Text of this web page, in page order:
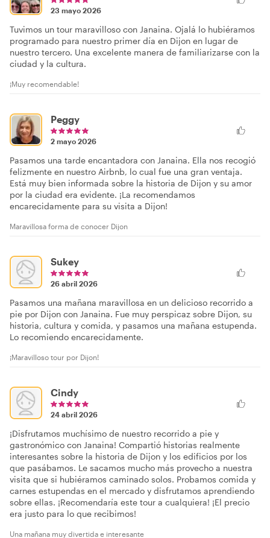
23 mayo 2026
Tuvimos un tour maravilloso con Janaina. Ojalá lo hubiéramos
programado para nuestro primer día en Dijon en lugar de
nuestro tercero. Una excelente manera de familiarizarse con la
ciudad y la cultura.
¡Muy recomendable!
Peggy
2 mayo 2026
Pasamos una tarde encantadora con Janaina. Ella nos recogió
felizmente en nuestro Airbnb, lo cual fue una gran ventaja.
Está muy bien informada sobre la historia de Dijon y su amor
por la ciudad era evidente. ¡La recomendamos
encarecidamente para su visita a Dijon!
Maravillosa forma de conocer Dijon
Sukey
26 abril 2026
Pasamos una mañana maravillosa en un delicioso recorrido a
pie por Dijon con Janaina. Fue muy perspicaz sobre Dijon, su
historia, cultura y comida, y pasamos una mañana estupenda.
Lo recomiendo encarecidamente.
¡Maravilloso tour por Dijon!
Cindy
24 abril 2026
¡Disfrutamos muchísimo de nuestro recorrido a pie y
gastronómico con Janaina! Compartió historias realmente
interesantes sobre la historia de Dijon y los edificios por los
que pasábamos. Le sacamos mucho más provecho a nuestra
visita que si hubiéramos caminado solos. Probamos comida y
carnes estupendas en el mercado y disfrutamos aprendiendo
sobre ellas. ¡Recomendaría este tour a cualquiera! ¡El precio
era justo para lo que recibimos!
Una mañana muy divertida e interesante